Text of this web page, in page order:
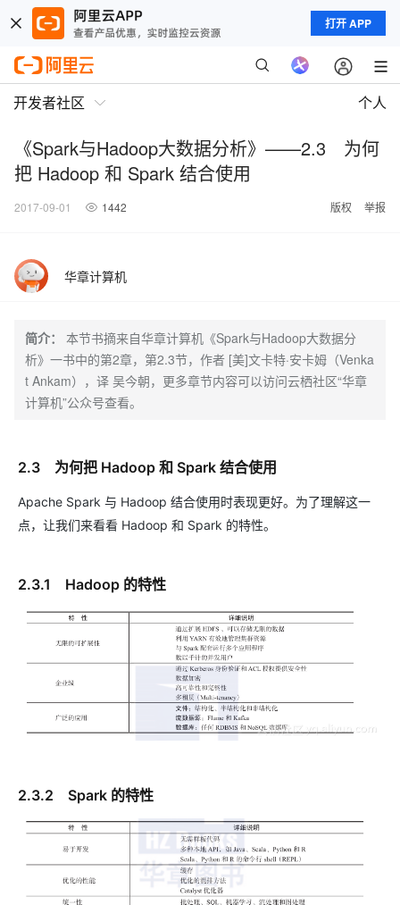
打开 APP
开发者社区 个人
《Spark与Hadoop大数据分析》——2.3 为何
把 Hadoop 和 Spark 结合使用
2017-09-01 1442 版权 举报
华章计算机
简介：
本节书摘来自华章计算机《Spark与Hadoop大数据分
析》一书中的第2章，第2.3节，作者 [美]文卡特·安卡姆（Venka
t Ankam），译 吴今朝，更多章节内容可以访问云栖社区“华章
计算机”公众号查看。
2.3 为何把 Hadoop 和 Spark 结合使用
Apache Spark 与 Hadoop 结合使用时表现更好。为了理解这一
点，让我们来看看 Hadoop 和 Spark 的特性。
2.3.1 Hadoop 的特性
2.3.2 Spark 的特性